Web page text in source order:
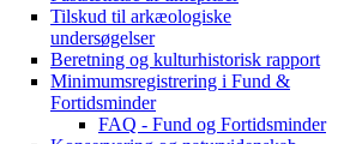
Tilskud til arkæologiske
undersøgelser
Beretning og kulturhistorisk rapport
Minimumsregistrering i Fund &
Fortidsminder
FAQ - Fund og Fortidsminder